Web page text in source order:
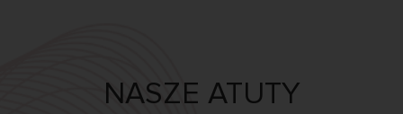
NASZE ATUTY